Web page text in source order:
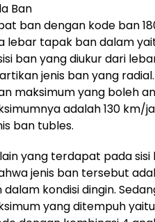
Ban
ban dengan kode ban
lebar tapak ban dalam
ban yang diukur dari
jenis ban yang
maksimum yang boleh
adalah 130 km/
ban tubles.
yang terdapat pada sisi
jenis ban tersebut
kondisi dingin.
yang ditempuh